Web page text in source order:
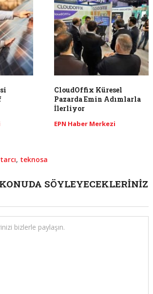
CloudOffix Küresel
Pazarda Emin Adımlarla
İlerliyor
EPN Haber Merkezi
, teknosa
SÖYLEYECEKLERINIZ